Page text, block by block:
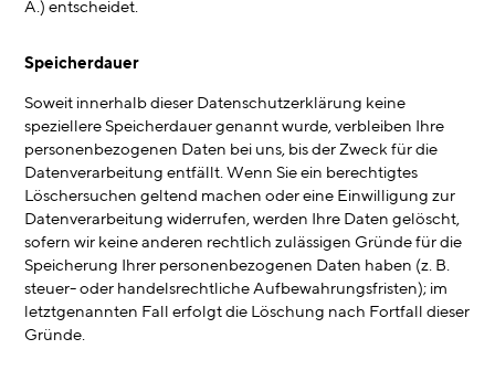
Ä.) entscheidet.
Speicherdauer
Soweit innerhalb dieser Datenschutzerklärung keine
speziellere Speicherdauer genannt wurde, verbleiben Ihre
personenbezogenen Daten bei uns, bis der Zweck für die
Datenverarbeitung entfällt. Wenn Sie ein berechtigtes
Löschersuchen geltend machen oder eine Einwilligung zur
Datenverarbeitung widerrufen, werden Ihre Daten gelöscht,
sofern wir keine anderen rechtlich zulässigen Gründe für die
Speicherung Ihrer personenbezogenen Daten haben (z. B.
steuer- oder handelsrechtliche Aufbewahrungsfristen); im
letztgenannten Fall erfolgt die Löschung nach Fortfall dieser
Gründe.